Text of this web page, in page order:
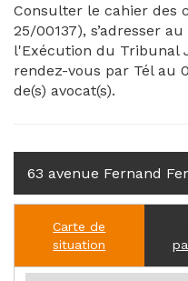
Consulter le cahier des
25/00137), s’adresser
l'Exécution du Tribunal
rendez-vous par Tél au
de(s) avocat(s).
63 avenue Fernand
Carte de
situation